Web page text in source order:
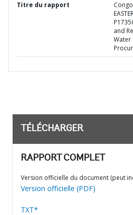
Titre du rapport
and
Water
TÉLÉCHARGER
RAPPORT COMPLET
Version officielle du document (peut
Version officielle (PDF)
TXT*